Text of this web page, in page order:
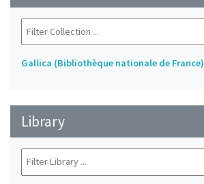
Gallica (Bibliothèque nationale de France)
Library